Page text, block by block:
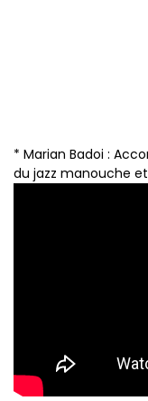
* Marian Badoi :
du jazz manouche